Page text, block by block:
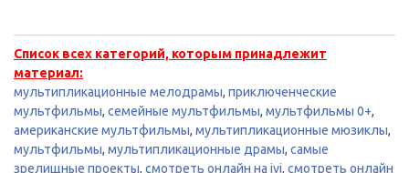
Список всех категорий, которым принадлежит
материал:
мультипликационные мелодрамы, приключенческие
мультфильмы, семейные мультфильмы, мультфильмы 0+,
американские мультфильмы, мультипликационные мюзиклы,
мультфильмы, мультипликационные драмы, самые
зрелищные проекты, смотреть онлайн на ivi, смотреть онлайн